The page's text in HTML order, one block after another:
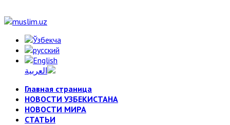
Главная страница
НОВОСТИ УЗБЕКИСТАНА
НОВОСТИ МИРА
СТАТЬИ